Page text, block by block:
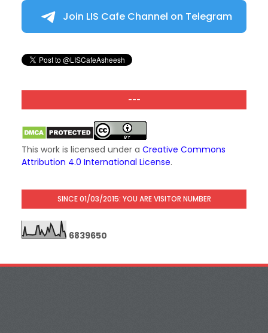
Join LIS Cafe Channel on Telegram
---
This work is licensed under a Creative Commons
Attribution 4.0 International License.
SINCE 01/03/2015: YOU ARE VISITOR NUMBER
6839650